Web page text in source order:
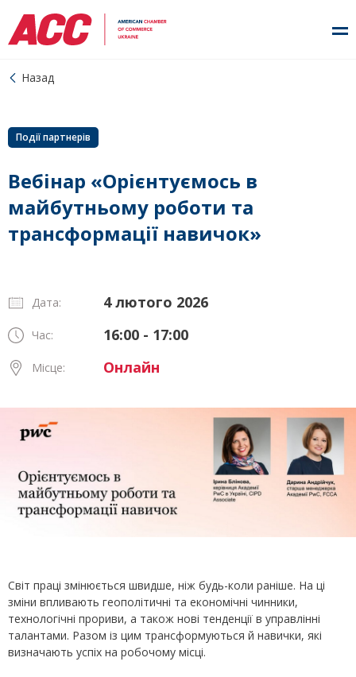
Назад
Події партнерів
Вебінар «Орієнтуємось в
майбутньому роботи та
трансформації навичок»
Дата: 4 лютого 2026
Час: 16:00 - 17:00
Місце: Онлайн
Світ праці змінюється швидше, ніж будь-коли раніше. На ці
зміни впливають геополітичні та економічні чинники,
технологічні прориви, а також нові тенденції в управлінні
талантами. Разом із цим трансформуються й навички, які
визначають успіх на робочому місці.